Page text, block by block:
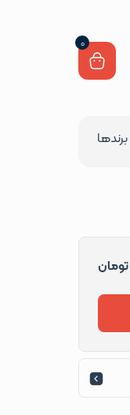
0
برندها
تومان